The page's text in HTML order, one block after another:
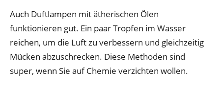
Auch Duftlampen mit ätherischen Ölen
funktionieren gut. Ein paar Tropfen im Wasser
reichen, um die Luft zu verbessern und gleichzeitig
Mücken abzuschrecken. Diese Methoden sind
super, wenn Sie auf Chemie verzichten wollen.